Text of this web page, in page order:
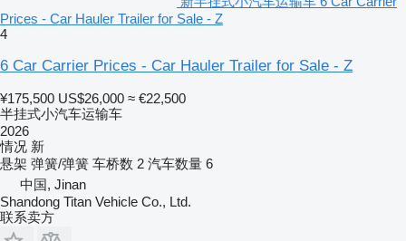
Prices - Car Hauler Trailer for Sale - Z
4
6 Car Carrier Prices - Car Hauler Trailer for Sale - Z
¥175,500 US$26,000 ≈ €22,500
半挂式小汽车运输车
2026
情况 新
悬架 弹簧/弹簧 车桥数 2 汽车数量 6
中国, Jinan
Shandong Titan Vehicle Co., Ltd.
联系卖方